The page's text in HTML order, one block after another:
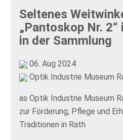
Seltenes
„Pantoskop Nr.
in der Sammlung
06. Aug 2024
Optik Industrie Museum
as Optik Industrie Museum
zur Förderung, Pflege und
Traditionen in Rath